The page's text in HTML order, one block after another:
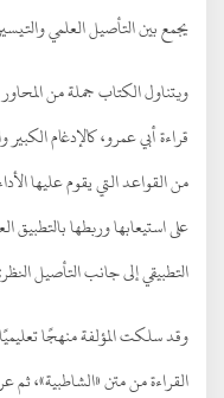
يجمع بين التأصيل العلمي
ويتناول الكتاب جملة من
قراءة أبي عمرو، كالإدغام
من القواعد التي يقوم عليها
على استيعابها وربطها بالتطبيق
التطبيقي إلى جانب التأصيل
وقد سلكت المؤلفة منهجًا
القراءة من متن «الشاطبية»،